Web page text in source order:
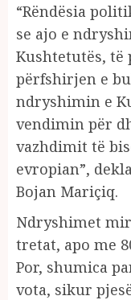
“Rëndësia
se ajo e
Kushtetutës, të
përfshirjen e
ndryshimin e
vendimin për
vazhdimit të
evropian”,
Bojan Mariçiq.
Ndryshimet
tretat, apo me
Por, shumica
vota, sikur